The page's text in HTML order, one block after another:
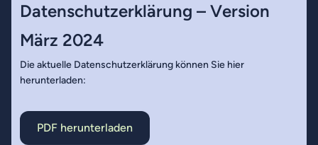
Datenschutzerklärung – Version
März 2024
Die aktuelle Datenschutzerklärung können Sie hier
herunterladen:
PDF herunterladen